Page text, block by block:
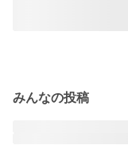
みんなの投稿